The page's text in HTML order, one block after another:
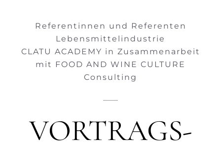
Referentinnen und Referenten
Lebensmittelindustrie
CLATU ACADEMY in Zusammenarbeit
mit FOOD AND WINE CULTURE
Consulting
VORTRAGS-